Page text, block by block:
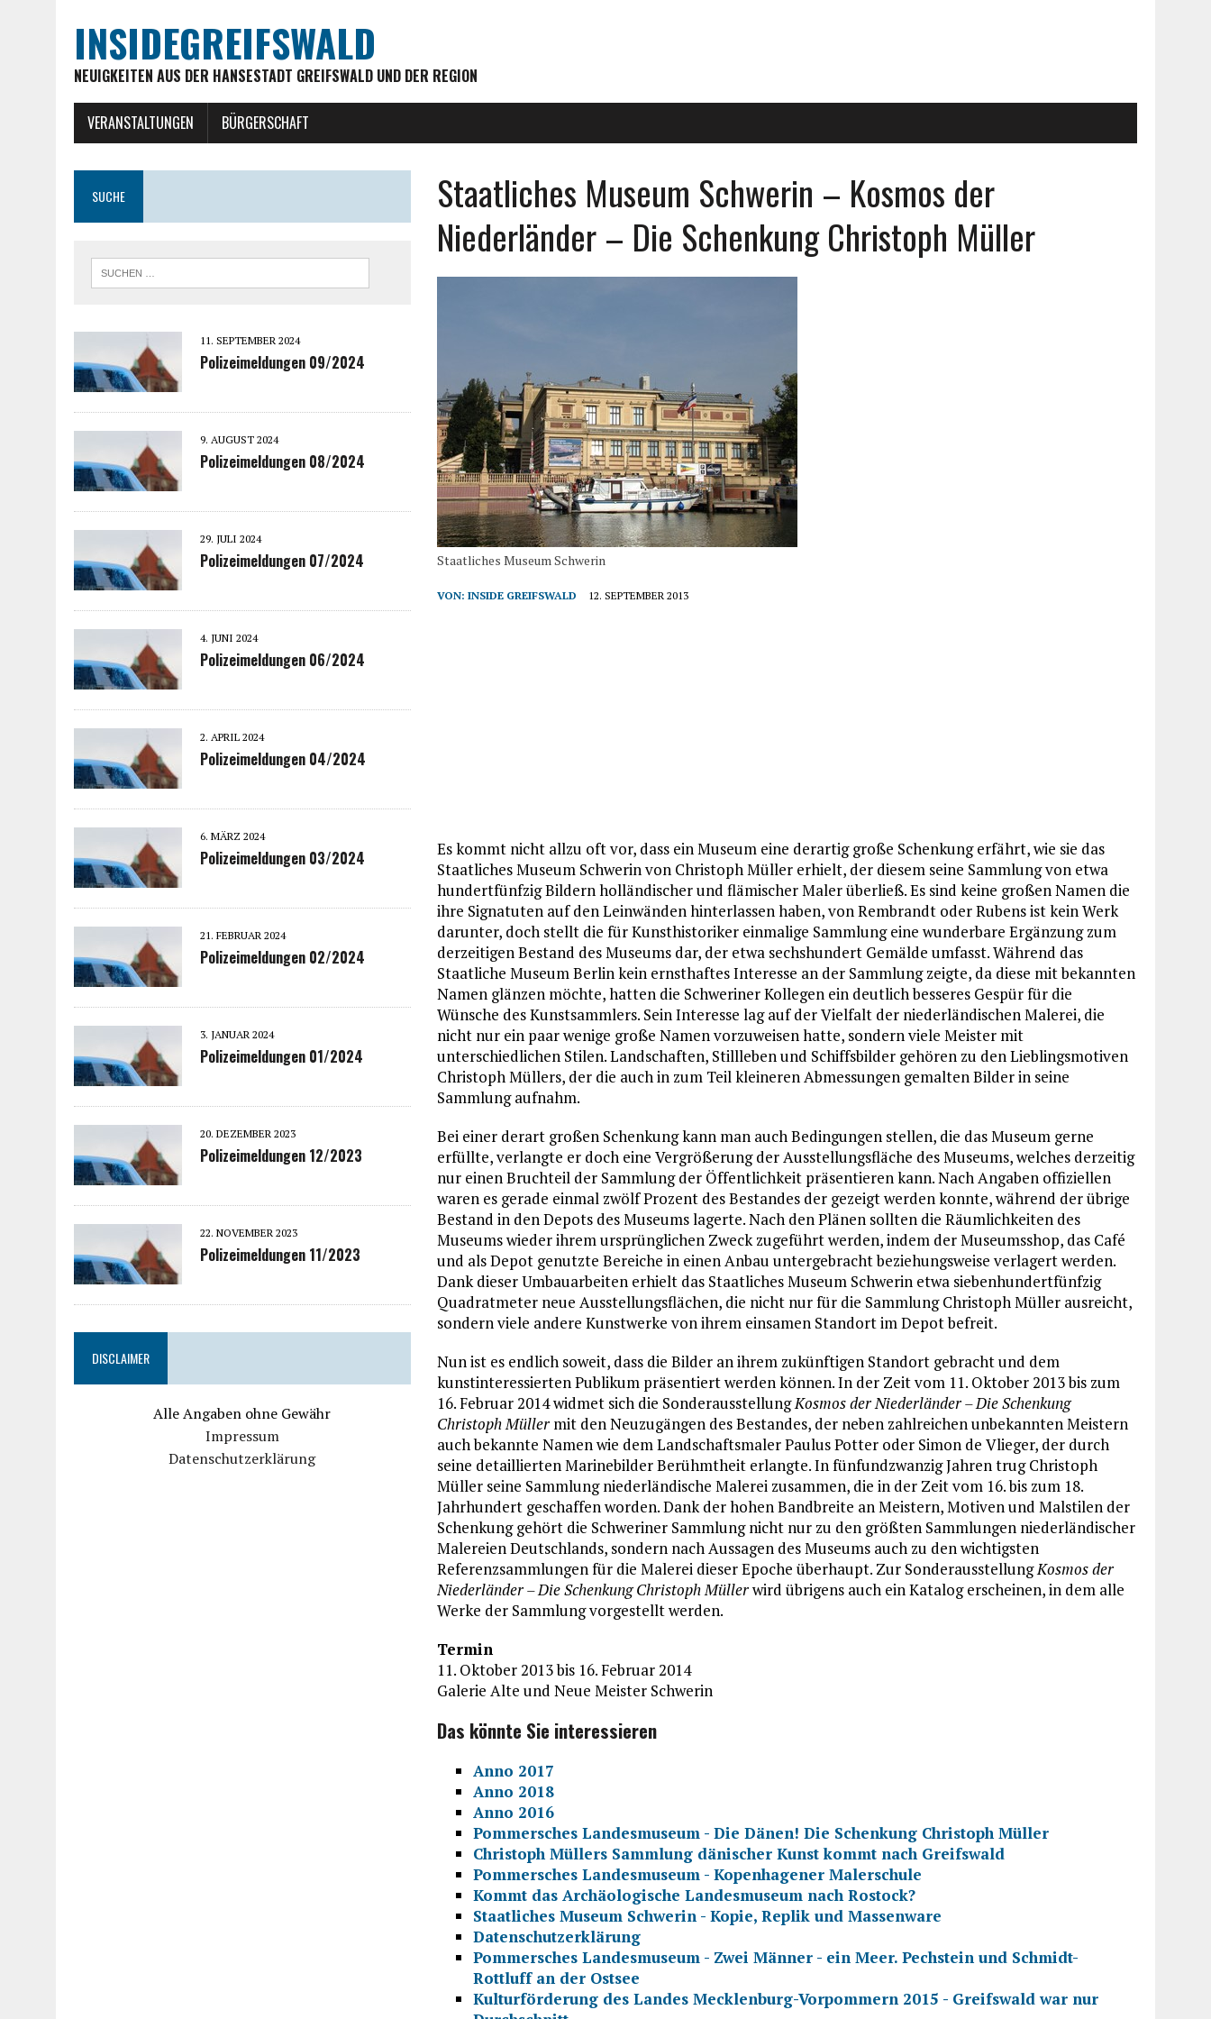
INSIDEGREIFSWALD
NEUIGKEITEN AUS DER HANSESTADT GREIFSWALD UND DER REGION
VERANSTALTUNGEN BÜRGERSCHAFT
Staatliches Museum Schwerin – Kosmos der
Niederländer – Die Schenkung Christoph Müller
Staatliches Museum Schwerin
VON:INSIDE GREIFSWALD 12. SEPTEMBER 2013
Es kommt nicht allzu oft vor, dass ein Museum eine derartig große Schenkung erfährt, wie sie das
Staatliches Museum Schwerin von Christoph Müller erhielt, der diesem seine Sammlung von etwa
hundertfünfzig Bildern holländischer und flämischer Maler überließ. Es sind keine großen Namen die
ihre Signatuten auf den Leinwänden hinterlassen haben, von Rembrandt oder Rubens ist kein Werk
darunter, doch stellt die für Kunsthistoriker einmalige Sammlung eine wunderbare Ergänzung zum
derzeitigen Bestand des Museums dar, der etwa sechshundert Gemälde umfasst. Während das
Staatliche Museum Berlin kein ernsthaftes Interesse an der Sammlung zeigte, da diese mit bekannten
Namen glänzen möchte, hatten die Schweriner Kollegen ein deutlich besseres Gespür für die
Wünsche des Kunstsammlers. Sein Interesse lag auf der Vielfalt der niederländischen Malerei, die
nicht nur ein paar wenige große Namen vorzuweisen hatte, sondern viele Meister mit
unterschiedlichen Stilen. Landschaften, Stillleben und Schiffsbilder gehören zu den Lieblingsmotiven
Christoph Müllers, der die auch in zum Teil kleineren Abmessungen gemalten Bilder in seine
Sammlung aufnahm.
Bei einer derart großen Schenkung kann man auch Bedingungen stellen, die das Museum gerne
erfüllte, verlangte er doch eine Vergrößerung der Ausstellungsfläche des Museums, welches derzeitig
nur einen Bruchteil der Sammlung der Öffentlichkeit präsentieren kann. Nach Angaben offiziellen
waren es gerade einmal zwölf Prozent des Bestandes der gezeigt werden konnte, während der übrige
Bestand in den Depots des Museums lagerte. Nach den Plänen sollten die Räumlichkeiten des
Museums wieder ihrem ursprünglichen Zweck zugeführt werden, indem der Museumsshop, das Café
und als Depot genutzte Bereiche in einen Anbau untergebracht beziehungsweise verlagert werden.
Dank dieser Umbauarbeiten erhielt das Staatliches Museum Schwerin etwa siebenhundertfünfzig
Quadratmeter neue Ausstellungsflächen, die nicht nur für die Sammlung Christoph Müller ausreicht,
sondern viele andere Kunstwerke von ihrem einsamen Standort im Depot befreit.
Nun ist es endlich soweit, dass die Bilder an ihrem zukünftigen Standort gebracht und dem
kunstinteressierten Publikum präsentiert werden können. In der Zeit vom 11. Oktober 2013 bis zum
16. Februar 2014 widmet sich die SonderausstellungKosmos der Niederländer – Die Schenkung
Christoph Müller mit den Neuzugängen des Bestandes, der neben zahlreichen unbekannten Meistern
auch bekannte Namen wie dem Landschaftsmaler Paulus Potter oder Simon de Vlieger, der durch
seine detaillierten Marinebilder Berühmtheit erlangte. In fünfundzwanzig Jahren trug Christoph
Müller seine Sammlung niederländische Malerei zusammen, die in der Zeit vom 16. bis zum 18.
Jahrhundert geschaffen worden. Dank der hohen Bandbreite an Meistern, Motiven und Malstilen der
Schenkung gehört die Schweriner Sammlung nicht nur zu den größten Sammlungen niederländischer
Malereien Deutschlands, sondern nach Aussagen des Museums auch zu den wichtigsten
Referenzsammlungen für die Malerei dieser Epoche überhaupt. Zur SonderausstellungKosmos der
Niederländer – Die Schenkung Christoph Müllerwird übrigens auch ein Katalog erscheinen, in dem alle
Werke der Sammlung vorgestellt werden.
Termin
11. Oktober 2013 bis 16. Februar 2014
Galerie Alte und Neue Meister Schwerin
Das könnte Sie interessieren
Anno 2017
Anno 2018
Anno 2016
Pommersches Landesmuseum - Die Dänen! Die Schenkung Christoph Müller
Christoph Müllers Sammlung dänischer Kunst kommt nach Greifswald
Pommersches Landesmuseum - Kopenhagener Malerschule
Kommt das Archäologische Landesmuseum nach Rostock?
Staatliches Museum Schwerin - Kopie, Replik und Massenware
Datenschutzerklärung
Pommersches Landesmuseum - Zwei Männer - ein Meer. Pechstein und Schmidt-
Rottluff an der Ostsee
Kulturförderung des Landes Mecklenburg-Vorpommern 2015 - Greifswald war nur
SUCHE
11. SEPTEMBER 2024
Polizeimeldungen 09/2024
9. AUGUST 2024
Polizeimeldungen 08/2024
29. JULI 2024
Polizeimeldungen 07/2024
4. JUNI 2024
Polizeimeldungen 06/2024
2. APRIL 2024
Polizeimeldungen 04/2024
6. MÄRZ 2024
Polizeimeldungen 03/2024
21. FEBRUAR 2024
Polizeimeldungen 02/2024
3. JANUAR 2024
Polizeimeldungen 01/2024
20. DEZEMBER 2023
Polizeimeldungen 12/2023
22. NOVEMBER 2023
Polizeimeldungen 11/2023
DISCLAIMER
Alle Angaben ohne Gewähr
Impressum
Datenschutzerklärung